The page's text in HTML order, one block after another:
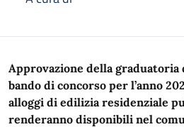
Descrizione
Approvazione della
bando di concorso per l’anno
alloggi di edilizia residenziale
renderanno disponibili nel